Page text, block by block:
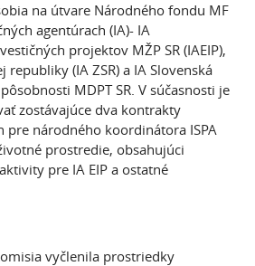
na útvare Národného fondu MF
agentúrach (IA)- IA
projektov MŽP SR (IAEIP),
republiky (IA ZSR) a IA Slovenská
MDPT SR. V súčasnosti je
zostávajúce dva kontrakty
pre národného koordinátora ISPA
prostredie, obsahujúci
pre IA EIP a ostatné
vyčlenila prostriedky